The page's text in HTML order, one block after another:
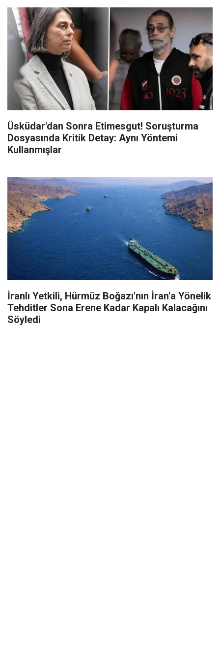
Üsküdar'dan Sonra Etimesgut! Soruşturma
Dosyasında Kritik Detay: Aynı Yöntemi
Kullanmışlar
İranlı Yetkili, Hürmüz Boğazı'nın İran'a Yönelik
Tehditler Sona Erene Kadar Kapalı Kalacağını
Söyledi